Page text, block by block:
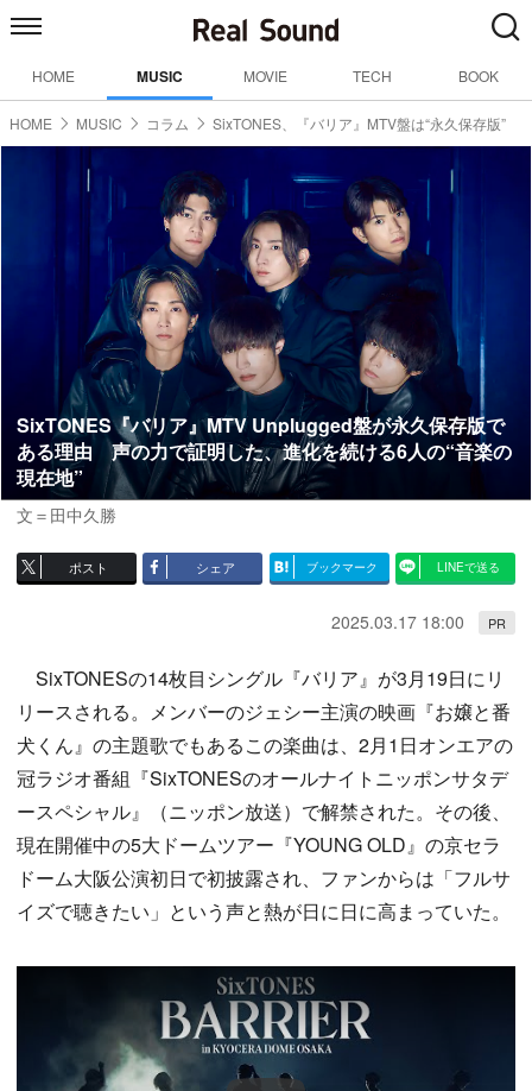
HOME MUSIC MOVIE TECH BOOK
HOME MUSIC コラム SixTONES、『バリア』MTV盤は“永久保存版”
SixTONES『バリア』MTV Unplugged盤が永久保存版で
ある理由 声の力で証明した、進化を続ける6人の“音楽の
現在地”
文＝田中久勝
ポスト シェア ブックマーク LINEで送る
2025.03.17 18:00 PR
SixTONESの14枚目シングル『バリア』が3月19日にリ
リースされる。メンバーのジェシー主演の映画『お嬢と番
犬くん』の主題歌でもあるこの楽曲は、2月1日オンエアの
冠ラジオ番組『SixTONESのオールナイトニッポンサタデ
ースペシャル』（ニッポン放送）で解禁された。その後、
現在開催中の5大ドームツアー『YOUNG OLD』の京セラ
ドーム大阪公演初日で初披露され、ファンからは「フルサ
イズで聴きたい」という声と熱が日に日に高まっていた。